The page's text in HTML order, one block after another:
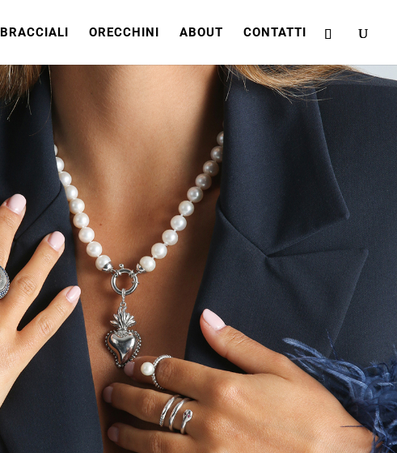
BRACCIALI ORECCHINI ABOUT CONTATTI